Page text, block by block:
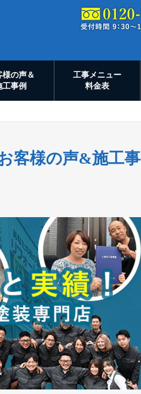
様の声＆
工事例
工事メニュー
料金表
客様の声&施工事